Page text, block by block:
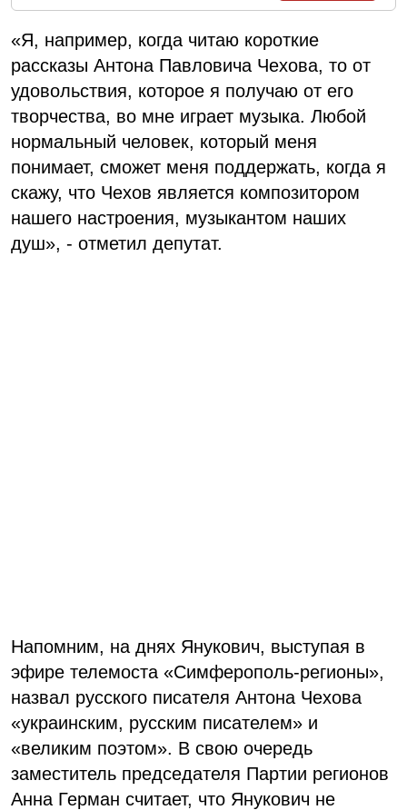
«Я, например, когда читаю короткие
рассказы Антона Павловича Чехова, то от
удовольствия, которое я получаю от его
творчества, во мне играет музыка. Любой
нормальный человек, который меня
понимает, сможет меня поддержать, когда я
скажу, что Чехов является композитором
нашего настроения, музыкантом наших
душ», - отметил депутат.
Напомним, на днях Янукович, выступая в
эфире телемоста «Симферополь-регионы»,
назвал русского писателя Антона Чехова
«украинским, русским писателем» и
«великим поэтом». В свою очередь
заместитель председателя Партии регионов
Анна Герман считает, что Янукович не